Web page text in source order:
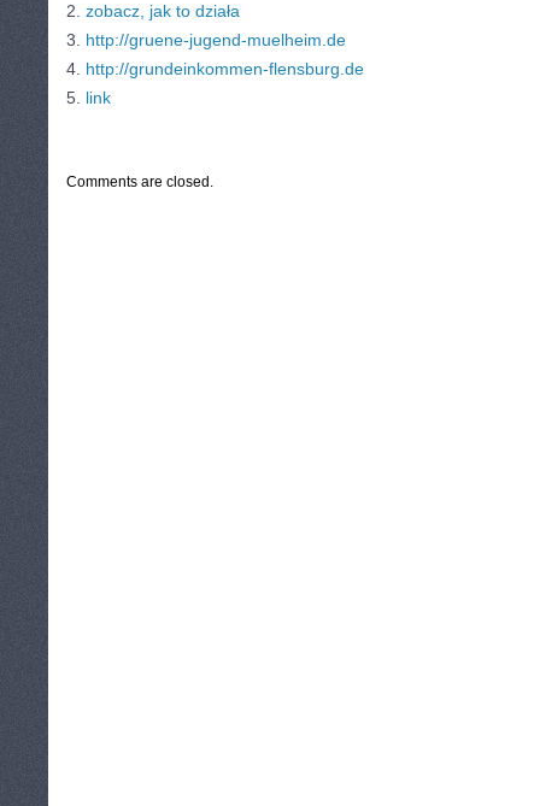
2. zobacz, jak to działa
3. http://gruene-jugend-muelheim.de
4. http://grundeinkommen-flensburg.de
5. link
Comments are closed.